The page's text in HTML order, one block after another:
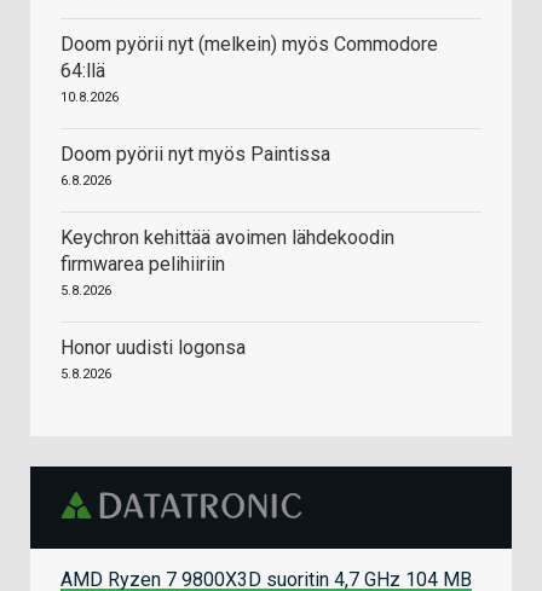
Doom pyörii nyt (melkein) myös Commodore
64:llä
10.8.2026
Doom pyörii nyt myös Paintissa
6.8.2026
Keychron kehittää avoimen lähdekoodin
firmwarea pelihiiriin
5.8.2026
Honor uudisti logonsa
5.8.2026
AMD Ryzen 7 9800X3D suoritin 4,7 GHz 104 MB